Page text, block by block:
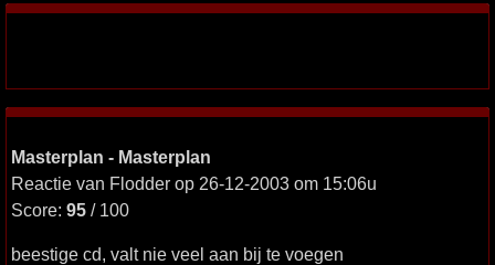
Masterplan - Masterplan
Reactie van Flodder op 26-12-2003 om 15:06u
Score: 95 / 100
beestige cd, valt nie veel aan bij te voegen